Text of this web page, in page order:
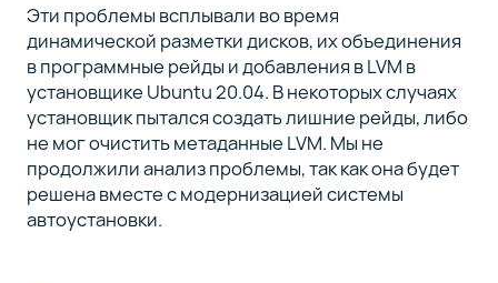
Эти проблемы всплывали во время
динамической разметки дисков, их объединения
в программные рейды и добавления в LVM в
установщике Ubuntu 20.04. В некоторых случаях
установщик пытался создать лишние рейды, либо
не мог очистить метаданные LVM. Мы не
продолжили анализ проблемы, так как она будет
решена вместе с модернизацией системы
автоустановки.